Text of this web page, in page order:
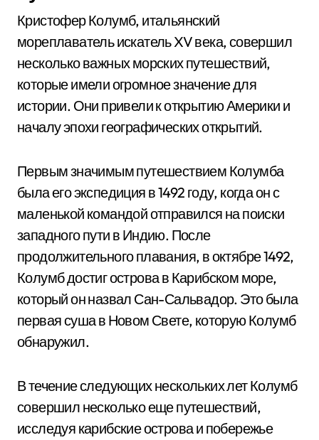
Кристофер Колумб, итальянский
мореплаватель искатель XV века, совершил
несколько важных морских путешествий,
которые имели огромное значение для
истории. Они привели к открытию Америки и
началу эпохи географических открытий.
Первым значимым путешествием Колумба
была его экспедиция в 1492 году, когда он с
маленькой командой отправился на поиски
западного пути в Индию. После
продолжительного плавания, в октябре 1492,
Колумб достиг острова в Карибском море,
который он назвал Сан-Сальвадор. Это была
первая суша в Новом Свете, которую Колумб
обнаружил.
В течение следующих нескольких лет Колумб
совершил несколько еще путешествий,
исследуя карибские острова и побережье